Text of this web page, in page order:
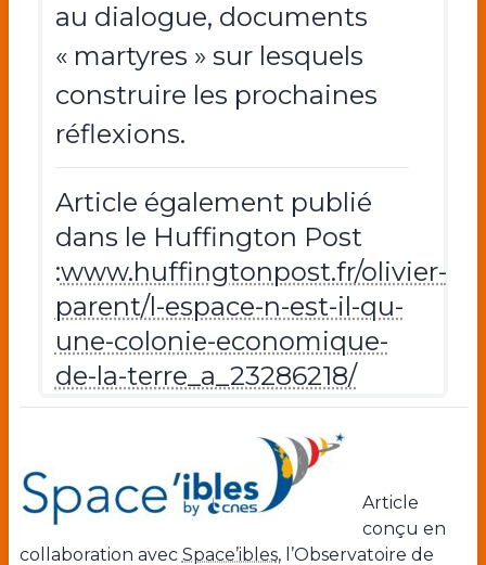
au dialogue, documents
« martyres » sur lesquels
construire les prochaines
réflexions.
Article également publié
dans le Huffington Post
:www.huffingtonpost.fr/olivier-
parent/l-espace-n-est-il-qu-
une-colonie-economique-
de-la-terre_a_23286218/
Article
conçu en
collaboration avec Space’ibles, l’Observatoire de